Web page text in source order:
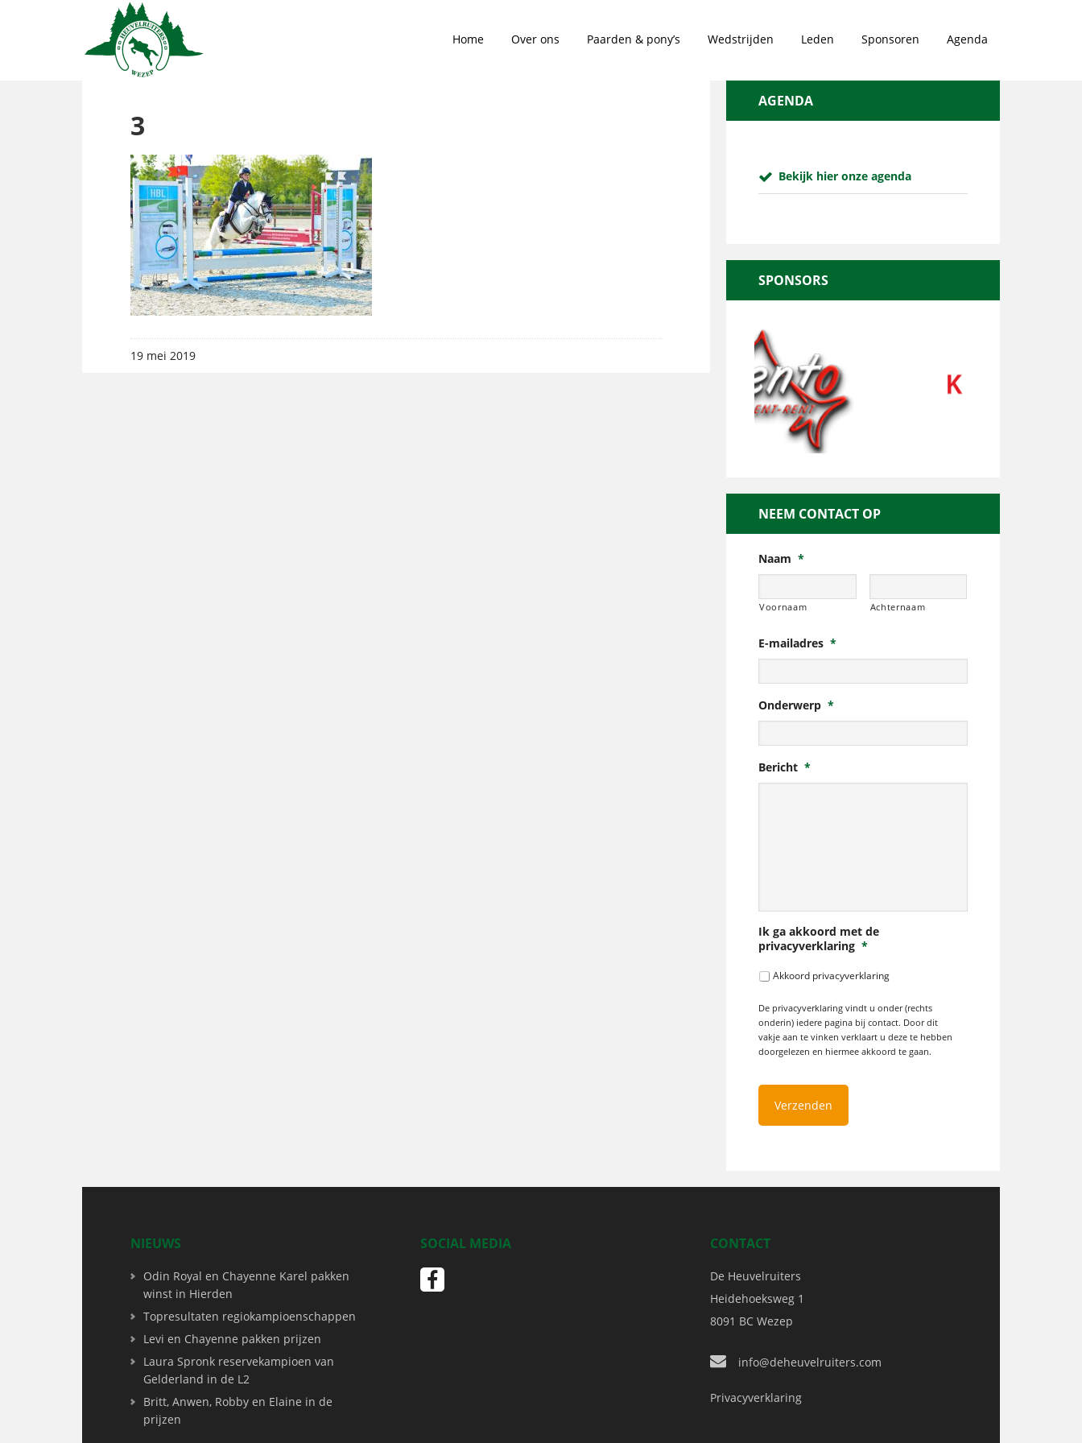
Home Over ons Paarden & pony’s Wedstrijden Leden Sponsoren Agenda
3
19 mei 2019
AGENDA
Bekijk hier onze agenda
SPONSORS
NEEM CONTACT OP
Naam *
Voornaam Achternaam
E-mailadres *
Onderwerp *
Bericht *
Ik ga akkoord met de
privacyverklaring *
Akkoord privacyverklaring
De privacyverklaring vindt u onder (rechts
onderin) iedere pagina bij contact. Door dit
vakje aan te vinken verklaart u deze te hebben
doorgelezen en hiermee akkoord te gaan.
NIEUWS
Odin Royal en Chayenne Karel pakken
winst in Hierden
Topresultaten regiokampioenschappen
Levi en Chayenne pakken prijzen
Laura Spronk reservekampioen van
Gelderland in de L2
Britt, Anwen, Robby en Elaine in de
prijzen
SOCIAL MEDIA CONTACT
De Heuvelruiters
Heidehoeksweg 1
8091 BC Wezep
info@deheuvelruiters.com
Privacyverklaring